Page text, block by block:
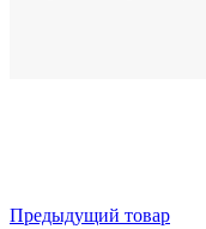
Предыдущий товар